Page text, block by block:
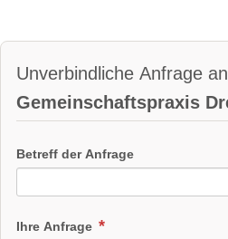
Unverbindliche Anfrage an
Gemeinschaftspraxis
Betreff der Anfrage
Ihre Anfrage